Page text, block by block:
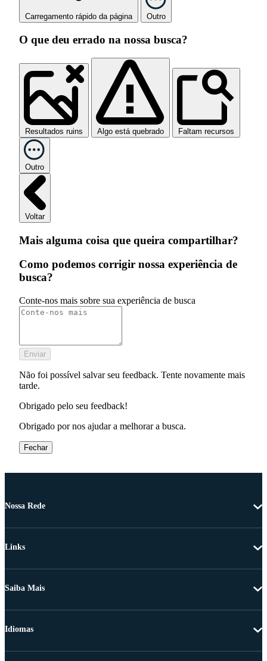
Carregamento rápido da página Outro
O que deu errado na nossa busca?
Resultados ruins Algo está quebrado Faltam recursos
Outro
Voltar
Mais alguma coisa que queira compartilhar?
Como podemos corrigir nossa experiência de
busca?
Conte-nos mais sobre sua experiência de busca
Enviar
Não foi possível salvar seu feedback. Tente novamente mais
tarde.
Obrigado pelo seu feedback!
Obrigado por nos ajudar a melhorar a busca.
Fechar
Nossa Rede
Links
Saiba Mais
Idiomas